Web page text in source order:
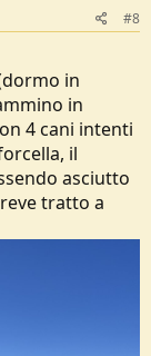
#8
in
in
4 cani intenti
il
asciutto
tratto a